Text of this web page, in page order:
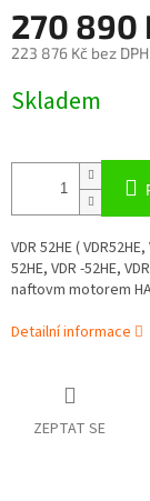
270 890
223 876 Kč bez DPH
cena:
Skladem
VDR 52HE (
52HE, VDR -52HE,
naftovm motorem
Detailní informace
ZEPTAT SE